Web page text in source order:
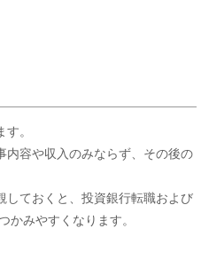
。
内容や収入のみならず、その後の
しておくと、投資銀行転職および
かみやすくなります。